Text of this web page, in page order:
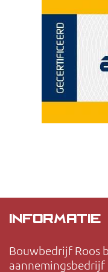
INFORMATIE
Bouwbedrijf Roos